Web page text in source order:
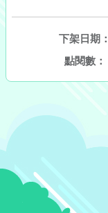
下架日期：
點閱數：